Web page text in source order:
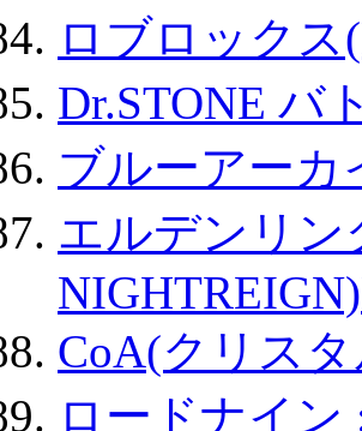
ロブロックス
Dr.STONE バ
ブルーアーカ
エルデンリン
CoA(クリス
ロードナイン